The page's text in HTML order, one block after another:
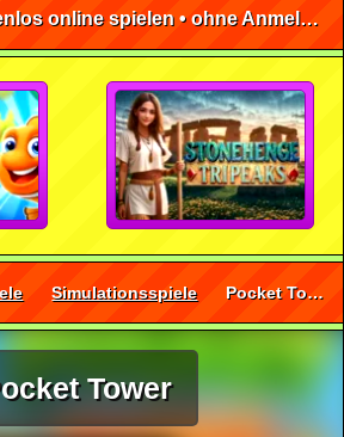
Pocket Tower kostenlos online spielen • ohne Anmeldung 🕹️
Simulationsspiele Pocket Tower
Tower